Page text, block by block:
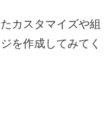
カスタマイズや組
を作成してみてく